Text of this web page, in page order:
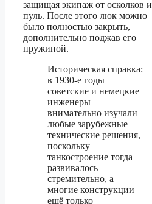
защищая экипаж от осколков и
пуль. После этого люк можно
было полностью закрыть,
дополнительно поджав его
пружиной.
Историческая справка:
в 1930-е годы
советские и немецкие
инженеры
внимательно изучали
любые зарубежные
технические решения,
поскольку
танкостроение тогда
развивалось
стремительно, а
многие конструкции
ещё только